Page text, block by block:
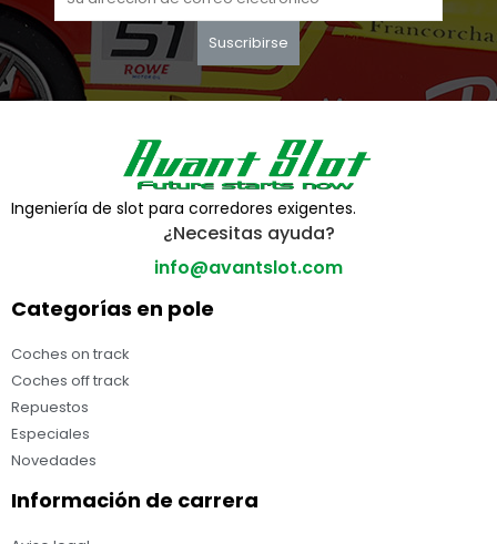
Suscribirse
Ingeniería de slot para corredores exigentes.
¿Necesitas ayuda?
info@avantslot.com
Categorías en pole
Coches on track
Coches off track
Repuestos
Especiales
Novedades
Información de carrera